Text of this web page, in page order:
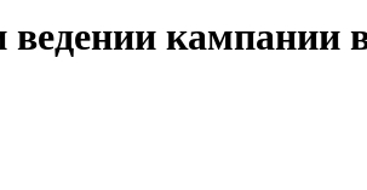
кампании